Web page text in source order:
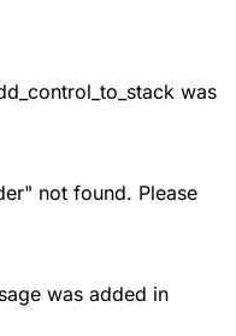
was
not found. Please
was added in